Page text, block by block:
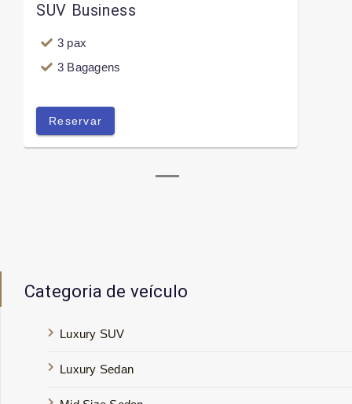
SUV Business
3 pax
3 Bagagens
Reservar
Categoria de veículo
Luxury SUV
Luxury Sedan